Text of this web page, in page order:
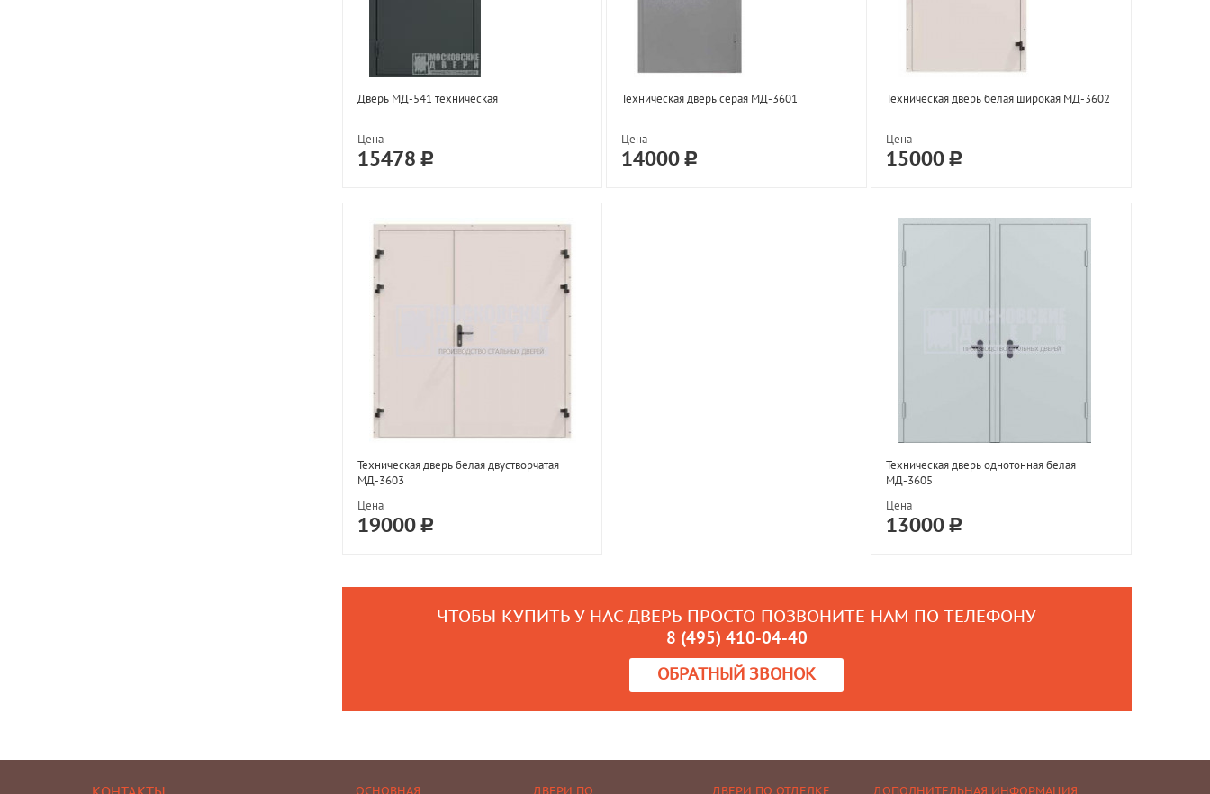
Дверь МД-541 техническая
Цена
15478
Техническая дверь серая МД-3601
Цена
14000
Техническая дверь белая широкая МД-3602
Цена
15000
Техническая дверь белая двустворчатая
МД-3603
Цена
19000
Техническая дверь однотонная белая
МД-3605
Цена
13000
ЧТОБЫ КУПИТЬ У НАС ДВЕРЬ ПРОСТО ПОЗВОНИТЕ НАМ ПО ТЕЛЕФОНУ
8 (495) 410-04-40
ОБРАТНЫЙ ЗВОНОК